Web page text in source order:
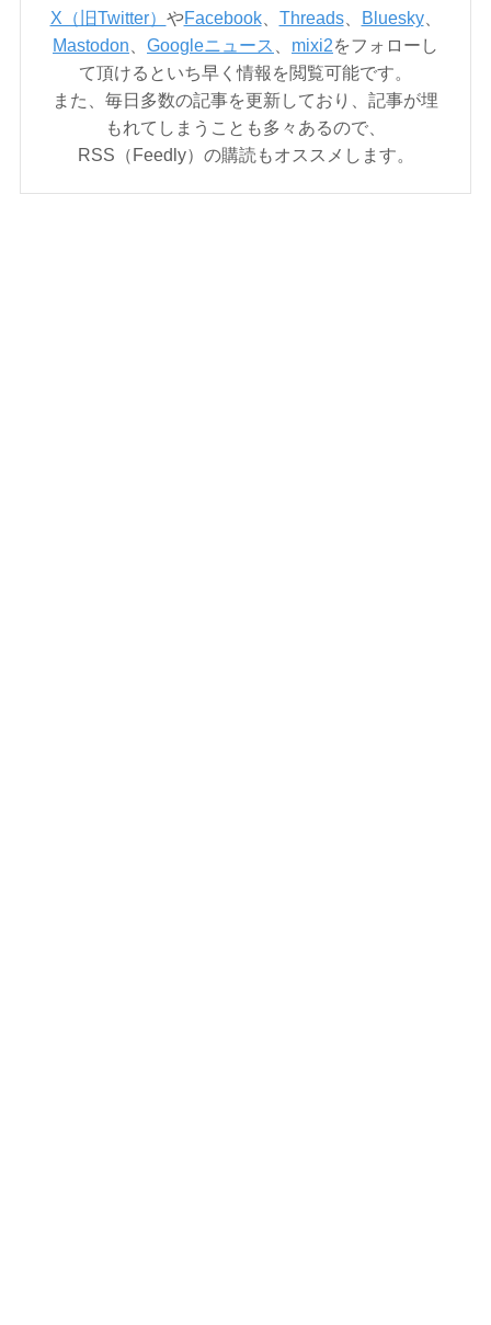
X（旧Twitter） やFacebook、 Threads、 Bluesky、
Mastodon
Googleニュース mixi2をフォローし
て頂けるといち早く情報を閲覧可能です。
また、毎日多数の記事を更新しており、記事が埋
もれてしまうことも多々あるので、
RSS（Feedly）の購読もオススメします。